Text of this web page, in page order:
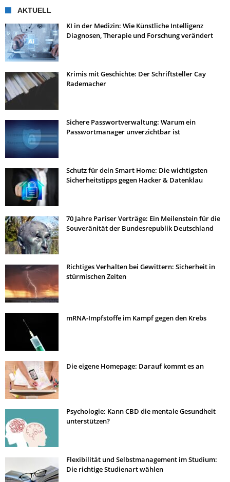
AKTUELL
KI in der Medizin: Wie Künstliche Intelligenz
Diagnosen, Therapie und Forschung verändert
Krimis mit Geschichte: Der Schriftsteller Cay
Rademacher
Sichere Passwortverwaltung: Warum ein
Passwortmanager unverzichtbar ist
Schutz für dein Smart Home: Die wichtigsten
Sicherheitstipps gegen Hacker & Datenklau
70 Jahre Pariser Verträge: Ein Meilenstein für die
Souveränität der Bundesrepublik Deutschland
Richtiges Verhalten bei Gewittern: Sicherheit in
stürmischen Zeiten
mRNA-Impfstoffe im Kampf gegen den Krebs
Die eigene Homepage: Darauf kommt es an
Psychologie: Kann CBD die mentale Gesundheit
unterstützen?
Flexibilität und Selbstmanagement im Studium:
Die richtige Studienart wählen